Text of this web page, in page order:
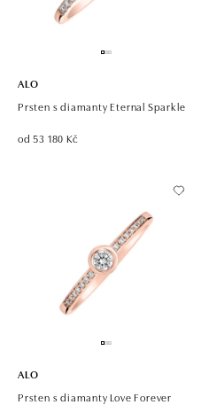
ALO
Prsten s diamanty Eternal Sparkle
od 53 180 Kč
ALO
Prsten s diamanty Love Forever